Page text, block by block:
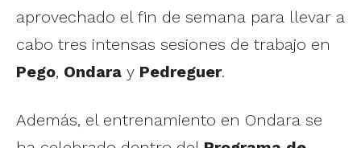
aprovechado el fin de semana para llevar a
cabo tres intensas sesiones de trabajo en
Pego, Ondara y Pedreguer.
Además, el entrenamiento en Ondara se